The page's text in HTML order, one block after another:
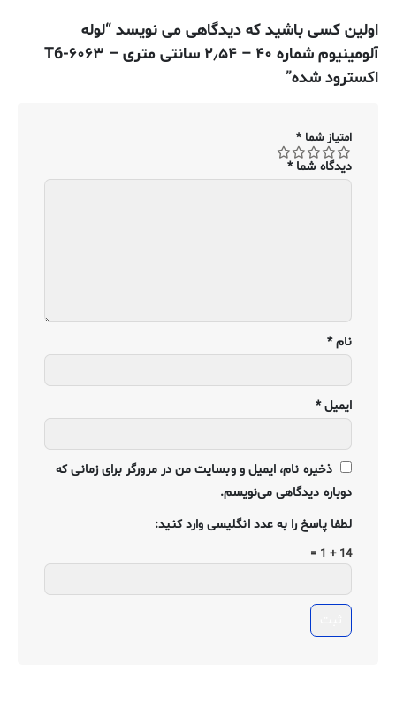
اولین کسی باشید که دیدگاهی می نویسد “لوله
آلومینیوم شماره ۴۰ – ۲٫۵۴ سانتی متری – ۶۰۶۳-T6
اکسترود شده”
امتیاز شما *
دیدگاه شما*
نام*
ایمیل*
ذخیره نام، ایمیل و وبسایت من در مرورگر برای زمانی که
دوباره دیدگاهی می‌نویسم.
لطفا پاسخ را به عدد انگلیسی وارد کنید:
14 + 1 =